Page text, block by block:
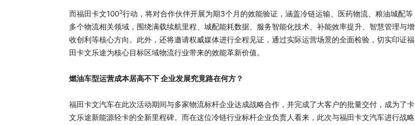
而福田卡文1003行动，将对合作伙伴开展为期3个月的效能验证，涵盖冷链运输、医药物流、粮油城配等
多个物流相关领域，围绕满载续航里程、城配能耗数据、服务智能化技术、补能效率提升、智慧管理与增
收创利等核心方向。此外，还将邀请权威媒体进行全程见证，通过实际运营场景的全面检验，切实印证福
田卡文乐途为核心目标区域物流行业带来的效能革新价值。
燃油车型运营成本居高不下 企业发展究竟路在何方？
福田卡文汽车在此次活动期间与多家物流标杆企业达成战略合作，并完成了大客户的批量交付，成为了卡
文乐途新能源轻卡的全新里程碑。而在这位冷链行业标杆企业负责人看来，此次与福田卡文汽车进行战略